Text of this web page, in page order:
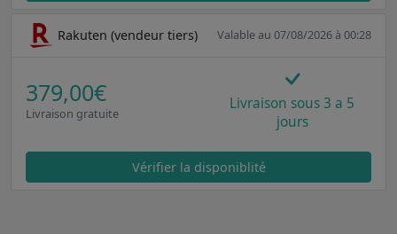
Rakuten (vendeur tiers) Valable au 07/08/2026 à 00:28
379,00€
Livraison gratuite
Livraison sous 3 a 5
jours
Vérifier la disponiblité